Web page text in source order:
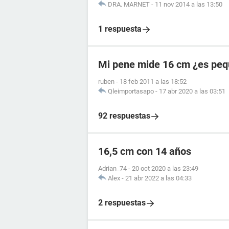
DRA. MARNET - 11 nov 2014 a las 13:50
1 respuesta
Mi pene mide 16 cm ¿es
ruben - 18 feb 2011 a las 18:52
Qleimportasapo - 17 abr 2020 a las 03:51
92 respuestas
16,5 cm con 14 años
Adrian_74 - 20 oct 2020 a las 23:49
Alex - 21 abr 2022 a las 04:33
2 respuestas